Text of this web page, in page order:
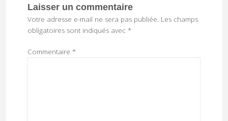
Laisser un commentaire
Votre adresse e-mail ne sera pas publiée. Les champs
obligatoires sont indiqués avec *
Commentaire *